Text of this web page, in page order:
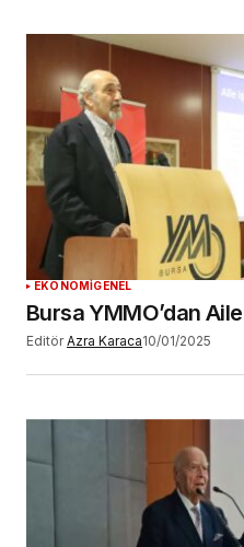
EKONOMİGENEL
Bursa YMMO’dan
Editör Azra Karaca10/01/2025